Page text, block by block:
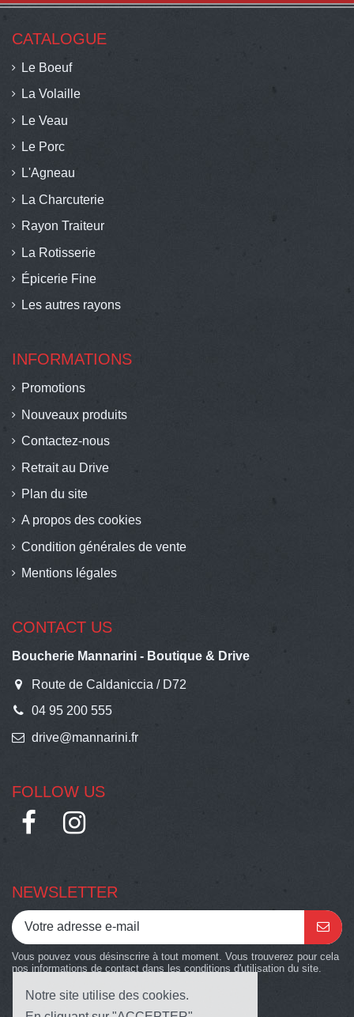
CATALOGUE
Le Boeuf
La Volaille
Le Veau
Le Porc
L'Agneau
La Charcuterie
Rayon Traiteur
La Rotisserie
Épicerie Fine
Les autres rayons
INFORMATIONS
Promotions
Nouveaux produits
Contactez-nous
Retrait au Drive
Plan du site
A propos des cookies
Condition générales de vente
Mentions légales
CONTACT US
Boucherie Mannarini - Boutique & Drive
Route de Caldaniccia / D72
04 95 200 555
drive@mannarini.fr
FOLLOW US
NEWSLETTER
Vous pouvez vous désinscrire à tout moment. Vous trouverez pour cela
nos informations de contact dans les conditions d'utilisation du site.
Notre site utilise des cookies.